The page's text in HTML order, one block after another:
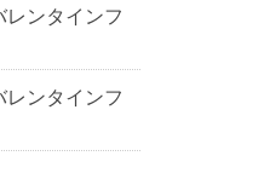
レンタインフ
レンタインフ